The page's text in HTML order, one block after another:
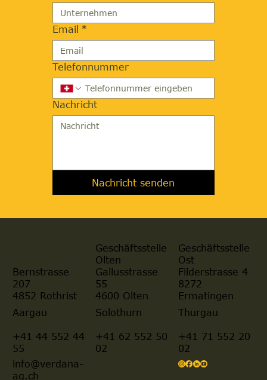
Email *
Telefonnummer
Nachricht
Nachricht senden
Bernstrasse
207
4852 Rothrist
Geschäftsstelle
Olten
Gallusstrasse
55
4600 Olten
Geschäftsstelle
Ost
Filderstrasse 4
8272
Ermatingen
Aargau
+41 44 552 44
55
Solothurn
+41 62 552 50
02
Thurgau
+41 71 552 20
02
info@verdana-
ag.ch